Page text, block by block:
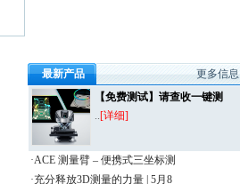
最新产品
更多信息
【免费测试】请查收一键测
..[详细]
·ACE 测量臂 – 便携式三坐标测
·充分释放3D测量的力量 | 5月8